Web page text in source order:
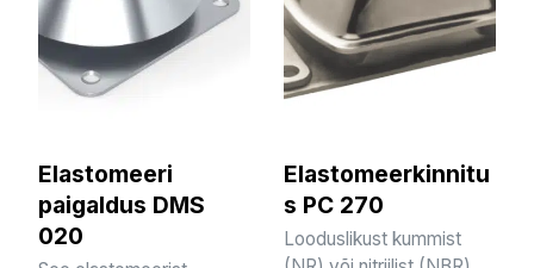
Elastomeeri
paigaldus DMS
020
Elastomeerkinnitu
s PC 270
Looduslikust kummist